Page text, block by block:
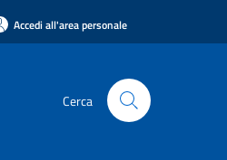
Accedi all'area personale
Cerca